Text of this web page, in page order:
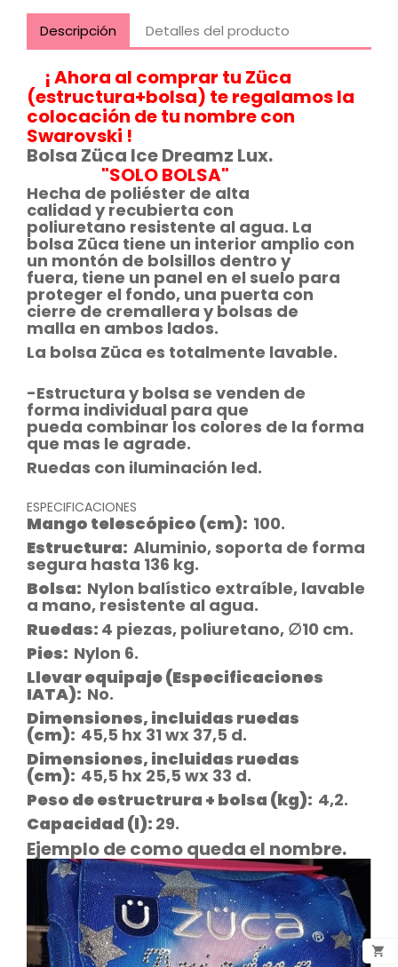

Descripción Detalles del producto
¡ Ahora al comprar tu Züca
(estructura+bolsa) te regalamos la
colocación de tu nombre con
Swarovski !
Bolsa Züca Ice Dreamz Lux.
"SOLO BOLSA"
Hecha de poliéster de alta
calidad y recubierta con
poliuretano resistente al agua. La
bolsa Züca tiene un interioramplio con
un montón de bolsillos dentro y
fuera, tiene un panel en el suelo para
proteger el fondo, una puerta con
cierrede cremallera y bolsas de
malla en ambos lados.
La bolsa Züca es totalmente lavable.
-Estructura y bolsa se venden de
forma individual para que
pueda combinar los colores de la forma
que mas le agrade.
Ruedas con iluminación led.
ESPECIFICACIONES
Mango telescópico (cm): 100.
Estructura: Aluminio, soporta de forma
segura hasta 136 kg.
Bolsa: Nylon balístico extraíble, lavable
a mano, resistente al agua.
Ruedas: 4 piezas, poliuretano, ∅10 cm.
Pies: Nylon 6.
Llevar equipaje (Especificaciones
IATA): No.
Dimensiones, incluidas ruedas
(cm): 45,5 hx 31 wx 37,5 d.
Dimensiones, incluidas ruedas
(cm): 45,5 hx 25,5 wx 33 d.
Peso de estructrura + bolsa (kg): 4,2.
Capacidad (l): 29.
Ejemplo de como queda el nombre.